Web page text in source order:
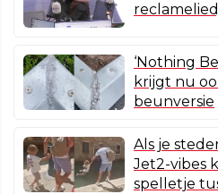
‘Nothing
krijgt nu
beunversie
Als je
Jet2-vibes
spelletje